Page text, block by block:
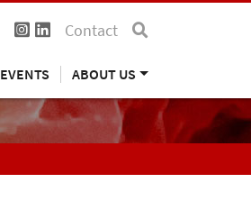
Contact
EVENTS ABOUT US